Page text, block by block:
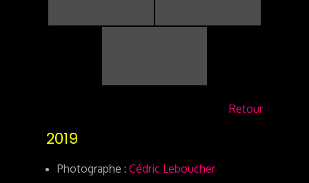
Retour
2019
Photographe :Cédric Leboucher